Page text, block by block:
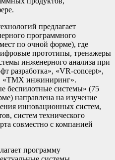
предлагает
программного
по очной форме), где
прототипы, тренажеры
инженерного анализа при
разработка», «VR-concept»,
инжиниринг».
беспилотные системы» (75
направлена на изучение
инновационных систем,
систем технического
совместно с компанией
программу